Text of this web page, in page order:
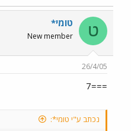
ט טומי*
New member
26/4/05
===7
נכתב ע"י טומי*: